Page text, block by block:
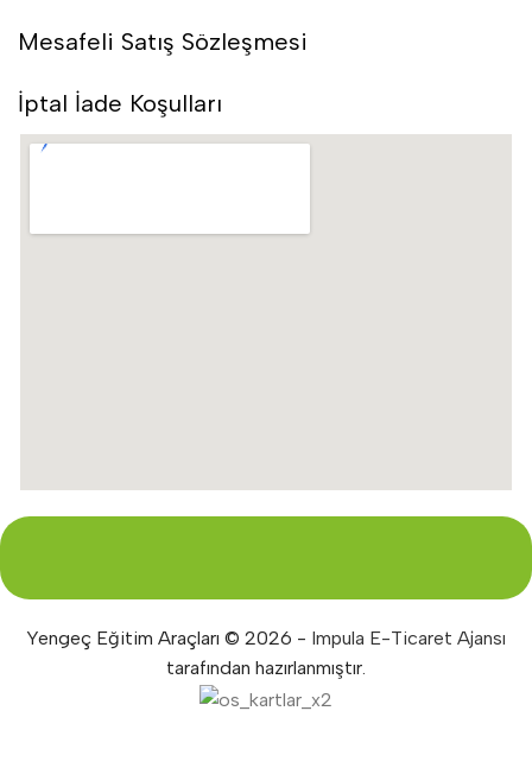
Mesafeli Satış Sözleşmesi
İptal İade Koşulları
Yengeç Eğitim Araçları © 2026 - Impula E-Ticaret Ajansı
tarafından hazırlanmıştır.